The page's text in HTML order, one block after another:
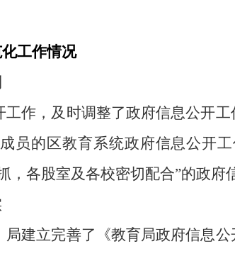
工作情况
作，及时调整了政府信息公开
员的区教育系统政府信息公开
，各股室及各校密切配合”的政府
建立完善了《教育局政府信息